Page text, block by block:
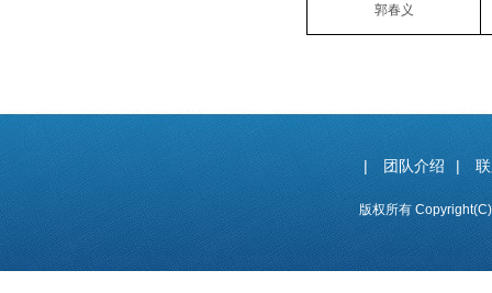
郭春义
| 团队介绍 |
版权所有